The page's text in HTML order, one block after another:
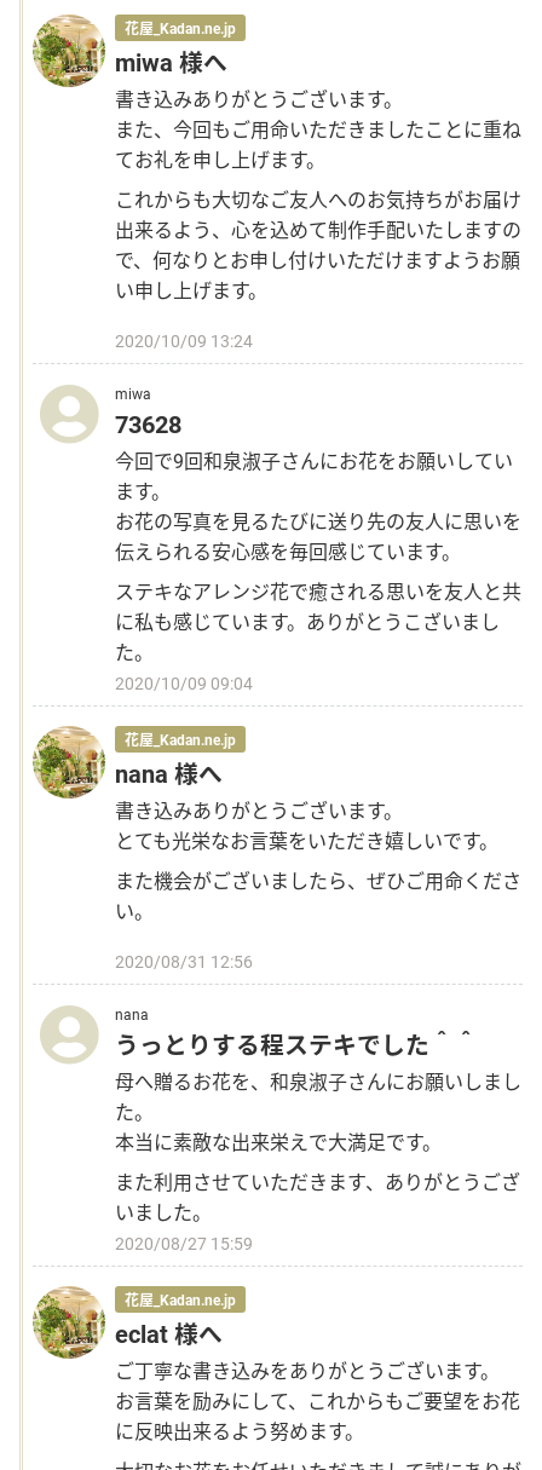
花屋_Kadan.ne.jp
miwa 様へ
書き込みありがとうございます。
また、今回もご用命いただきましたことに重ね
てお礼を申し上げます。
これからも大切なご友人へのお気持ちがお届け
出来るよう、心を込めて制作手配いたしますの
で、何なりとお申し付けいただけますようお願
い申し上げます。
2020/10/09 13:24
miwa
73628
今回で9回和泉淑子さんにお花をお願いしてい
ます。
お花の写真を見るたびに送り先の友人に思いを
伝えられる安心感を毎回感じています。
ステキなアレンジ花で癒される思いを友人と共
に私も感じています。ありがとうこざいまし
た。
2020/10/09 09:04
花屋_Kadan.ne.jp
nana 様へ
書き込みありがとうございます。
とても光栄なお言葉をいただき嬉しいです。
また機会がございましたら、ぜひご用命くださ
い。
2020/08/31 12:56
nana
うっとりする程ステキでした＾＾
母へ贈るお花を、和泉淑子さんにお願いしまし
た。
本当に素敵な出来栄えで大満足です。
また利用させていただきます、ありがとうござ
いました。
2020/08/27 15:59
花屋_Kadan.ne.jp
eclat 様へ
ご丁寧な書き込みをありがとうございます。
お言葉を励みにして、これからもご要望をお花
に反映出来るよう努めます。